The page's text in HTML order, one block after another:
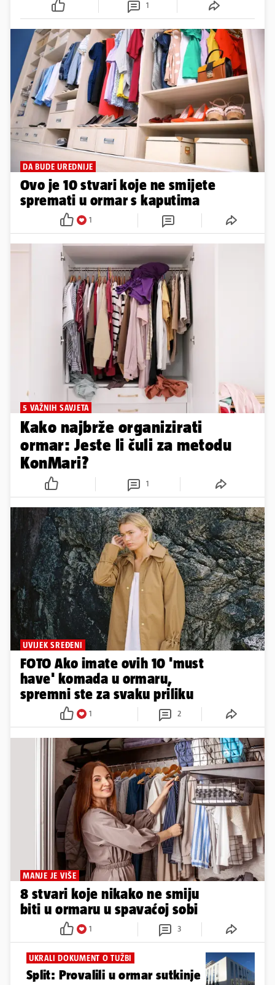
1
DA BUDE UREDNIJE
Ovo je 10 stvari koje ne smijete
spremati u ormar s kaputima
1
5 VAŽNIH SAVJETA
Kako najbrže organizirati
ormar: Jeste li čuli za metodu
KonMari?
1
UVIJEK SREĐENI
FOTO Ako imate ovih 10 'must
have' komada u ormaru,
spremni ste za svaku priliku
1 2
MANJE JE VIŠE
8 stvari koje nikako ne smiju
biti u ormaru u spavaćoj sobi
1 3
UKRALI DOKUMENT O TUŽBI
Split: Provalili u ormar sutkinje